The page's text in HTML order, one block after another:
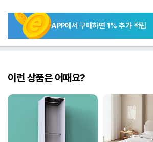
APP에서 구매하면 1% 추가 적립
이런 상품은 어때요?